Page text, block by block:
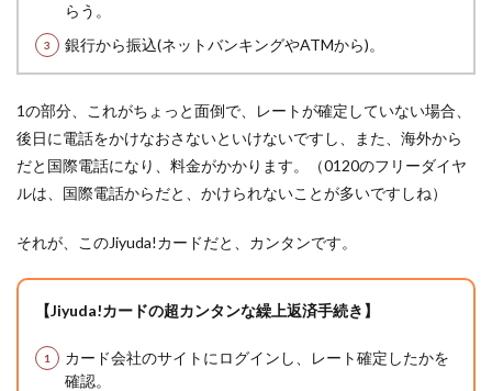
らう。
銀行から振込(ネットバンキングやATMから)。
1の部分、これがちょっと面倒で、レートが確定していない場合、
後日に電話をかけなおさないといけないですし、また、海外から
だと国際電話になり、料金がかかります。（0120のフリーダイヤ
ルは、国際電話からだと、かけられないことが多いですしね）
それが、このJiyuda!カードだと、カンタンです。
【Jiyuda!カードの超カンタンな繰上返済手続き】
カード会社のサイトにログインし、レート確定したかを
確認。